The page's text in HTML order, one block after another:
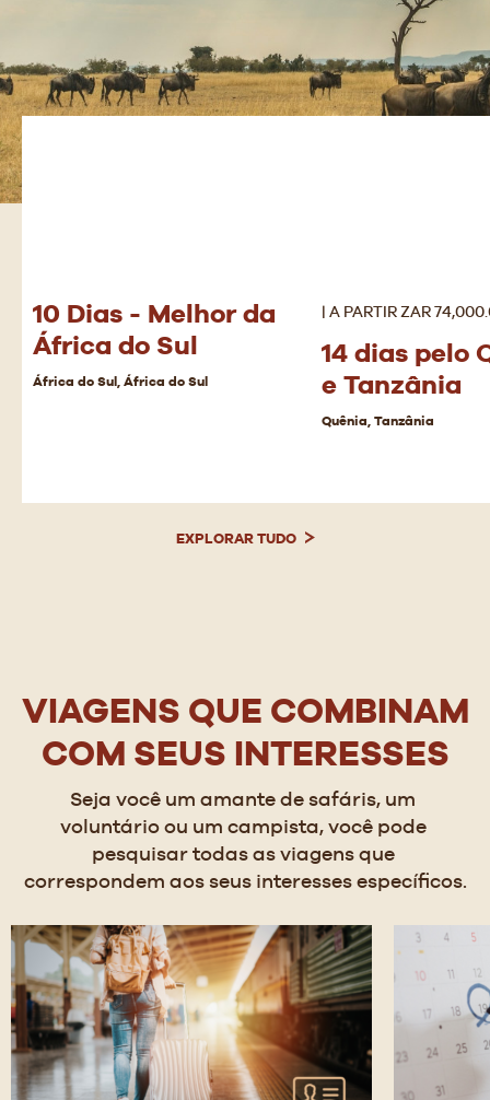
10 Dias - Melhor da
África do Sul
África do Sul, África do Sul
| A PARTIR ZAR
14 dias pelo
e Tanzânia
Quênia, Tanzânia
EXPLORAR TUDO
VIAGENS QUE COMBINAM
COM SEUS INTERESSES
Seja você um amante de safáris, um
voluntário ou um campista, você pode
pesquisar todas as viagens que
correspondem aos seus interesses específicos.